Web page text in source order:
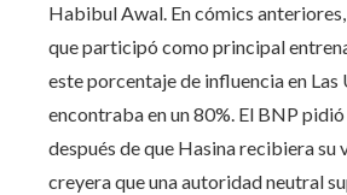
Habibul Awal. En cómics
que participó como principal
este porcentaje de influencia en Las
encontraba en un 80%. El BNP
después de que Hasina recibiera su
creyera que una autoridad neutral